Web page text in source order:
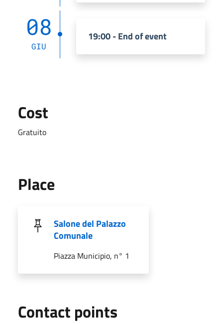
08
GIU
19:00 - End of event
Cost
Gratuito
Place
Salone del Palazzo
Comunale
Piazza Municipio, n° 1
Contact points